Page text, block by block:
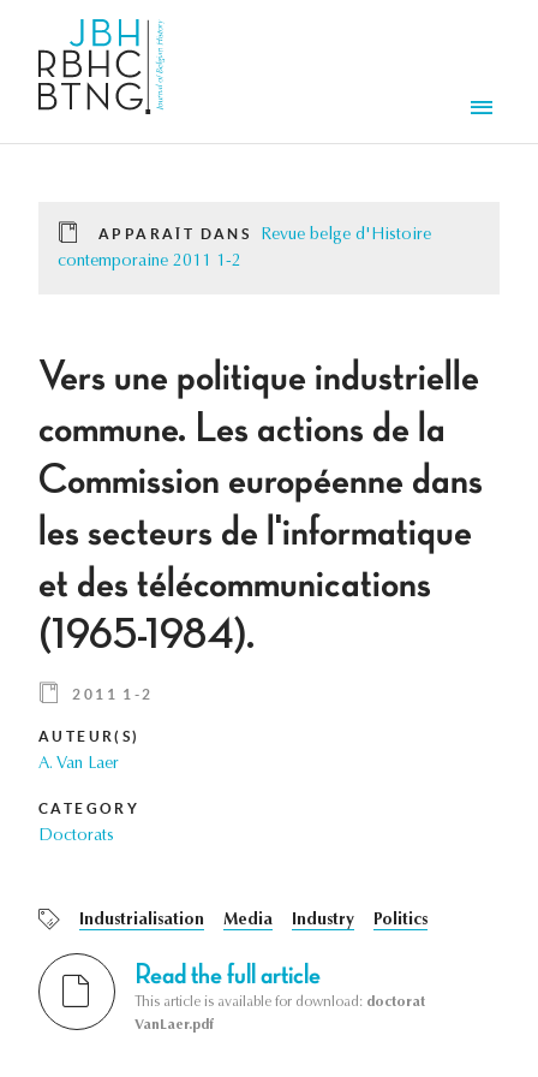
APPARAÎT DANS
Revue belge d'Histoire
contemporaine 2011 1-2
Vers une politique industrielle
commune. Les actions de la
Commission européenne dans
les secteurs de l'informatique
et des télécommunications
(1965-1984).
2011 1-2
AUTEUR(S)
A. Van Laer
CATEGORY
Doctorats
Industrialisation Media Industry Politics
Read the full article
This article is available for download: doctorat
VanLaer.pdf